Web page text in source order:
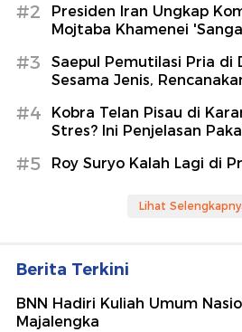
#2
Presiden Iran Ungkap
Mojtaba Khamenei
#3
Saepul Pemutilasi Pria di
Sesama Jenis,
#4
Kobra Telan Pisau di
Stres? Ini Penjelasan
#5 Roy Suryo Kalah Lagi di
Lihat
Berita Terkini
BNN Hadiri Kuliah Umum
Majalengka